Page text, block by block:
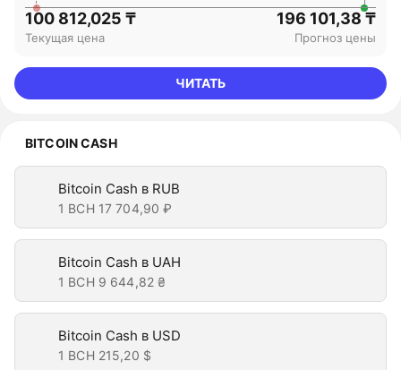
100 812,025 ₸
Текущая цена
196 101,38 ₸
Прогноз цены
ЧИТАТЬ
BITCOIN CASH
Bitcoin Cash в RUB
1 BCH 17 704,90 ₽
Bitcoin Cash в UAH
1 BCH 9 644,82 ₴
Bitcoin Cash в USD
1 BCH 215,20 $